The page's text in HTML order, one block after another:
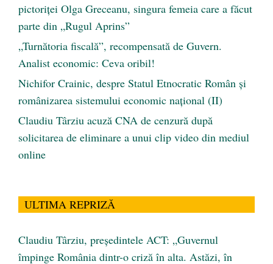
pictoriței Olga Greceanu, singura femeia care a făcut
parte din „Rugul Aprins”
„Turnătoria fiscală”, recompensată de Guvern.
Analist economic: Ceva oribil!
Nichifor Crainic, despre Statul Etnocratic Român şi
românizarea sistemului economic naţional (II)
Claudiu Târziu acuză CNA de cenzură după
solicitarea de eliminare a unui clip video din mediul
online
ULTIMA REPRIZĂ
Claudiu Târziu, președintele ACT: „Guvernul
împinge România dintr-o criză în alta. Astăzi, în